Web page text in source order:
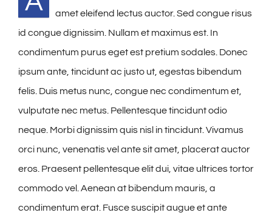
amet eleifend lectus auctor. Sed congue risus
id congue dignissim. Nullam et maximus est. In
condimentum purus eget est pretium sodales. Donec
ipsum ante, tincidunt ac justo ut, egestas bibendum
felis. Duis metus nunc, congue nec condimentum et,
vulputate nec metus. Pellentesque tincidunt odio
neque. Morbi dignissim quis nisl in tincidunt. Vivamus
orci nunc, venenatis vel ante sit amet, placerat auctor
eros. Praesent pellentesque elit dui, vitae ultrices tortor
commodo vel. Aenean at bibendum mauris, a
condimentum erat. Fusce suscipit augue et ante